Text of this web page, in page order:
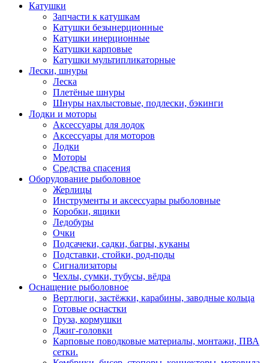
Катушки
Запчасти к катушкам
Катушки безынерционные
Катушки инерционные
Катушки карповые
Катушки мультипликаторные
Лески, шнуры
Леска
Плетёные шнуры
Шнуры нахлыстовые, подлески, бэкинги
Лодки и моторы
Аксессуары для лодок
Аксессуары для моторов
Лодки
Моторы
Средства спасения
Оборудование рыболовное
Жерлицы
Инструменты и аксессуары рыболовные
Коробки, ящики
Ледобуры
Очки
Подсачеки, садки, багры, куканы
Подставки, стойки, род-поды
Сигнализаторы
Чехлы, сумки, тубусы, вёдра
Оснащение рыболовное
Вертлюги, застёжки, карабины, заводные кольца
Готовые оснастки
Груза, кормушки
Джиг-головки
Карповые поводковые материалы, монтажи, ПВА
сетки.